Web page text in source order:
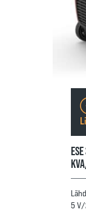
5 V/